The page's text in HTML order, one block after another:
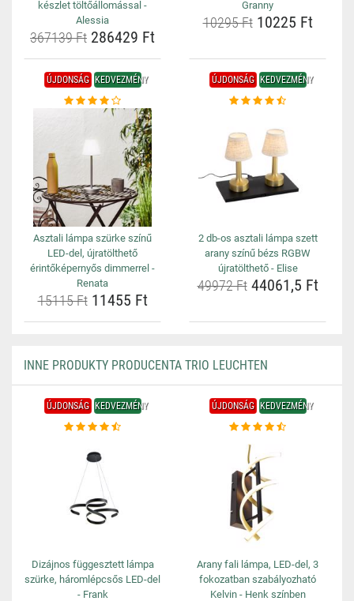
készlet töltőállomással -
Alessia
367139 Ft 286429 Ft
Granny
10295 Ft10225 Ft
ÚJDONSÁG KEDVEZMÉNY
Asztali lámpa szürke színű
LED-del, újratölthető
érintőképernyős dimmerrel -
Renata
15115 Ft11455 Ft
ÚJDONSÁG KEDVEZMÉNY
2 db-os asztali lámpa szett
arany színű bézs RGBW
újratölthető - Elise
49972 Ft44061,5 Ft
INNE PRODUKTY PRODUCENTA TRIO LEUCHTEN
ÚJDONSÁG KEDVEZMÉNY
Dizájnos függesztett lámpa
szürke, háromlépcsős LED-del
- Frank
ÚJDONSÁG KEDVEZMÉNY
Arany fali lámpa, LED-del, 3
fokozatban szabályozható
Kelvin - Henk színben